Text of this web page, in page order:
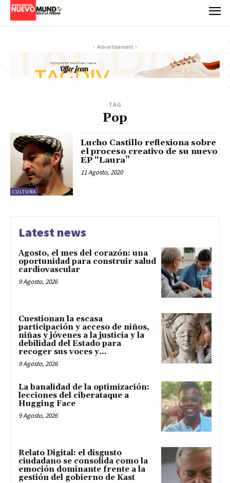
- Advertisement -
TAG
Pop
CULTURA
Lucho Castillo reflexiona sobre
el proceso creativo de su nuevo
EP “Laura”
11 Agosto, 2020
Latest news
Agosto, el mes del corazón: una
oportunidad para construir salud
cardiovascular
9 Agosto, 2026
Cuestionan la escasa
participación y acceso de niños,
niñas y jóvenes a la justicia y la
debilidad del Estado para
recoger sus voces y...
9 Agosto, 2026
La banalidad de la optimización:
lecciones del ciberataque a
Hugging Face
9 Agosto, 2026
Relato Digital: el disgusto
ciudadano se consolida como la
emoción dominante frente a la
gestión del gobierno de Kast